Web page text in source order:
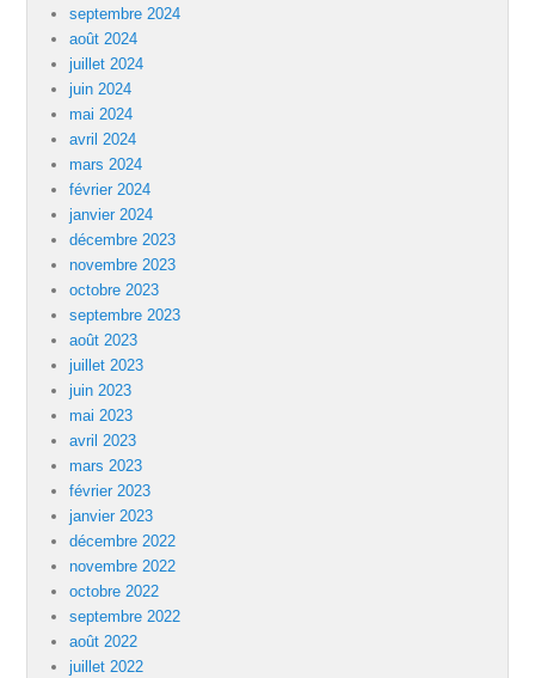
septembre 2024
août 2024
juillet 2024
juin 2024
mai 2024
avril 2024
mars 2024
février 2024
janvier 2024
décembre 2023
novembre 2023
octobre 2023
septembre 2023
août 2023
juillet 2023
juin 2023
mai 2023
avril 2023
mars 2023
février 2023
janvier 2023
décembre 2022
novembre 2022
octobre 2022
septembre 2022
août 2022
juillet 2022